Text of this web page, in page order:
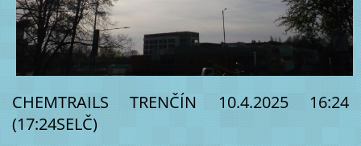
CHEMTRAILS TRENČÍN 10.4.2025 16:24
(17:24SELČ)